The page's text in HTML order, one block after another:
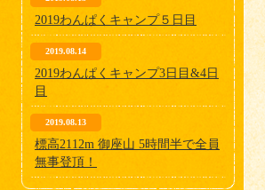
2019わんぱくキャンプ５日目
2019.08.14
2019わんぱくキャンプ3日目&4日
目
2019.08.13
標高2112m 御座山 5時間半で全員
無事登頂！